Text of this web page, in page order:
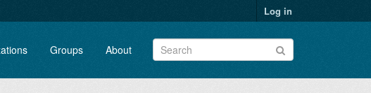
Log in
Groups About